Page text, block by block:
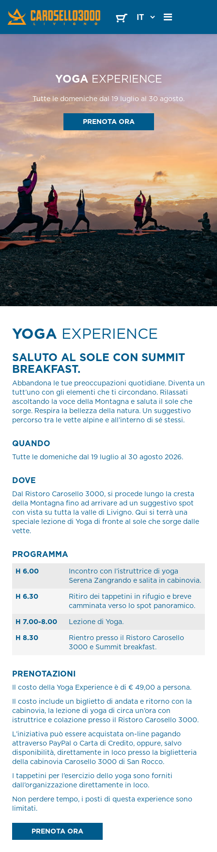
YOGA EXPERIENCE
Tutte le domeniche dal 19 luglio al 30 agosto.
PRENOTA ORA
YOGA EXPERIENCE
SALUTO AL SOLE CON SUMMIT
BREAKFAST.
Abbandona le tue preoccupazioni quotidiane. Diventa un
tutt’uno con gli elementi che ti circondano. Rilassati
ascoltando la voce della Montagna e saluta il sole che
sorge. Respira la bellezza della natura. Un suggestivo
percorso tra le vette alpine e all’interno di sé stessi.
QUANDO
Tutte le domeniche dal 19 luglio al 30 agosto 2026.
DOVE
Dal Ristoro Carosello 3000, si procede lungo la cresta
della Montagna fino ad arrivare ad un suggestivo spot
con vista su tutta la valle di Livigno. Qui si terrà una
speciale lezione di Yoga di fronte al sole che sorge dalle
vette.
PROGRAMMA
H 6.00
Incontro con l’istruttrice di yoga
Serena Zangrando e salita in cabinovia.
H 6.30
Ritiro dei tappetini in rifugio e breve
camminata verso lo spot panoramico.
H 7.00-8.00
Lezione di Yoga.
H 8.30
Rientro presso il Ristoro Carosello
3000 e Summit breakfast.
PRENOTAZIONI
Il costo della Yoga Experience è di € 49,00 a persona.
Il costo include un biglietto di andata e ritorno con la
cabinovia, la lezione di yoga di circa un’ora con
istruttrice e colazione presso il Ristoro Carosello 3000.
L’iniziativa può essere acquistata on-line pagando
attraverso PayPal o Carta di Credito, oppure, salvo
disponibilità, direttamente in loco presso la biglietteria
della cabinovia Carosello 3000 di San Rocco.
I tappetini per l’esercizio dello yoga sono forniti
dall’organizzazione direttamente in loco.
Non perdere tempo, i posti di questa experience sono
limitati.
PRENOTA ORA